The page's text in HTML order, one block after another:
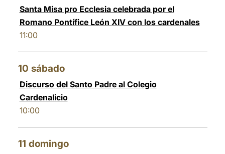
Santa Misa pro Ecclesia celebrada por el
Romano Pontífice León XIV con los cardenales
11:00
10 sábado
Discurso del Santo Padre al Colegio
Cardenalicio
10:00
11 domingo